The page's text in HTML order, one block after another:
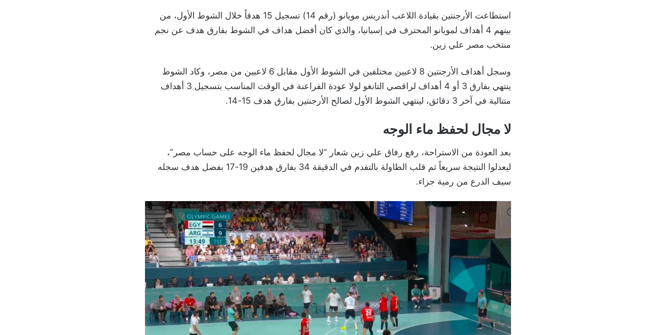
استطاعت الأرجنتين بقيادة اللاعب أندريس مويانو (رقم 14) تسجيل 15 هدفاً خلال الشوط الأول، من
بينهم 4 أهداف لمويانو المحترف في إسبانيا، والذي كان أفضل هداف في الشوط بفارق هدف عن نجم
منتخب مصر علي زين.
وسجل أهداف الأرجنتين 8 لاعبين مختلفين في الشوط الأول مقابل 6 لاعبين من مصر، وكاد الشوط
ينتهي بفارق 3 أو 4 أهداف لراقصي التانغو لولا عودة الفراعنة في الوقت المناسب بتسجيل 3 أهداف
متتالية في آخر 3 دقائق، لينتهي الشوط الأول لصالح الأرجنتين بفارق هدف 15-14.
لا مجال لحفظ ماء الوجه
بعد العودة من الاستراحة، رفع رفاق علي زين شعار “لا مجال لحفظ ماء الوجه على حساب مصر”،
ليعدلوا النتيجة سريعاً ثم قلب الطاولة بالتقدم في الدقيقة 34 بفارق هدفين 19-17 بفضل هدف سجله
سيف الدرع من رمية جزاء.